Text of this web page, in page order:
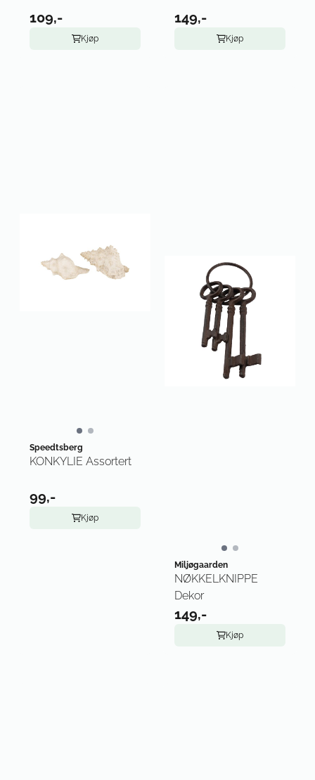
109,-
Kjøp
149,-
Kjøp
Speedtsberg
KONKYLIE Assortert
99,-
Kjøp
Miljøgaarden
NØKKELKNIPPE
Dekor
149,-
Kjøp